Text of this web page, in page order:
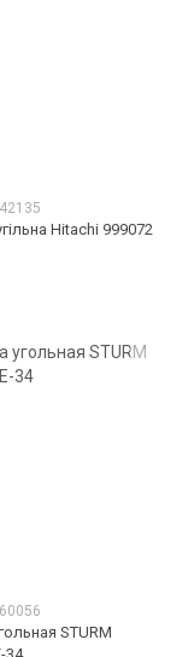
Hitachi 999072
STURM